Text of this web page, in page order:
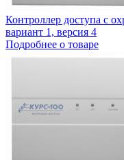
Контроллер доступа с
вариант 1, версия 4
Подробнее о товаре